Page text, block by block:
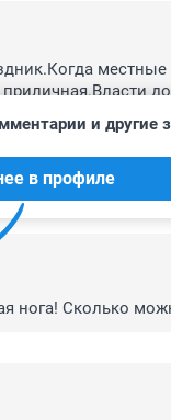
край богат
и другие
в профиле
нога! Сколько